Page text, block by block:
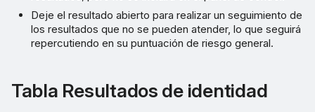
Deje el resultado abierto para realizar un seguimiento de
los resultados que no se pueden atender, lo que seguirá
repercutiendo en su puntuación de riesgo general.
Tabla Resultados de identidad